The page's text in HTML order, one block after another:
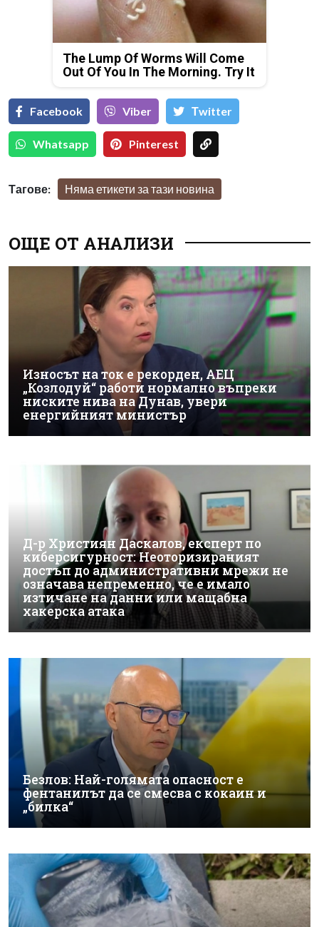
The Lump Of Worms Will Come
Out Of You In The Morning. Try It
Facebook Viber Тwitter
Whatsapp Pinterest
Тагове: Няма етикети за тази новина
ОЩЕ ОТ АНАЛИЗИ
Износът на ток е рекорден, АЕЦ
„Козлодуй“ работи нормално въпреки
ниските нива на Дунав, увери
енергийният министър
Д-р Християн Даскалов, експерт по
киберсигурност: Неоторизираният
достъп до административни мрежи не
означава непременно, че е имало
изтичане на данни или мащабна
хакерска атака
Безлов: Най-голямата опасност е
фентанилът да се смесва с кокаин и
„билка“